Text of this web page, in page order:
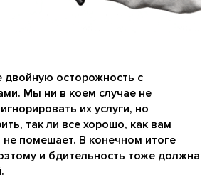
двойную осторожность с
Мы ни в коем случае не
их услуги, но
так ли все хорошо, как вам
помешает. В конечном итоге
и бдительность тоже должна